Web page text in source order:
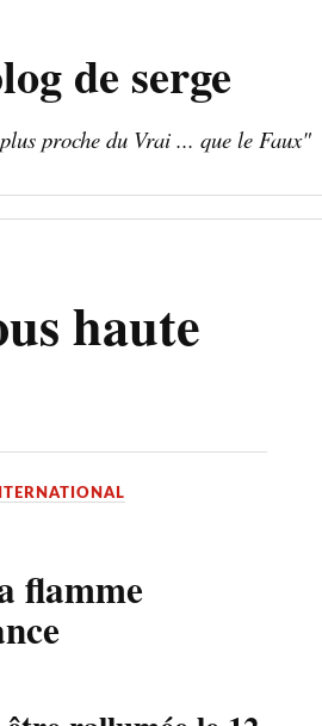
de serge
proche du Vrai ... que le Faux"
haute
flamme